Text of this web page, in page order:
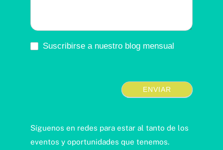
Suscribirse a nuestro blog mensual
ENVIAR
Síguenos en redes para estar al tanto de los
eventos y oportunidades que tenemos.